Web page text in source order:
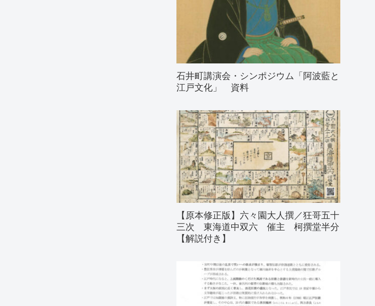
石井町講演会・シンポジウム「阿波藍と
江戸文化」 資料
【原本修正版】六々園大人撰／狂哥五十
三次 東海道中双六 催主 柯撰堂半分
【解説付き】